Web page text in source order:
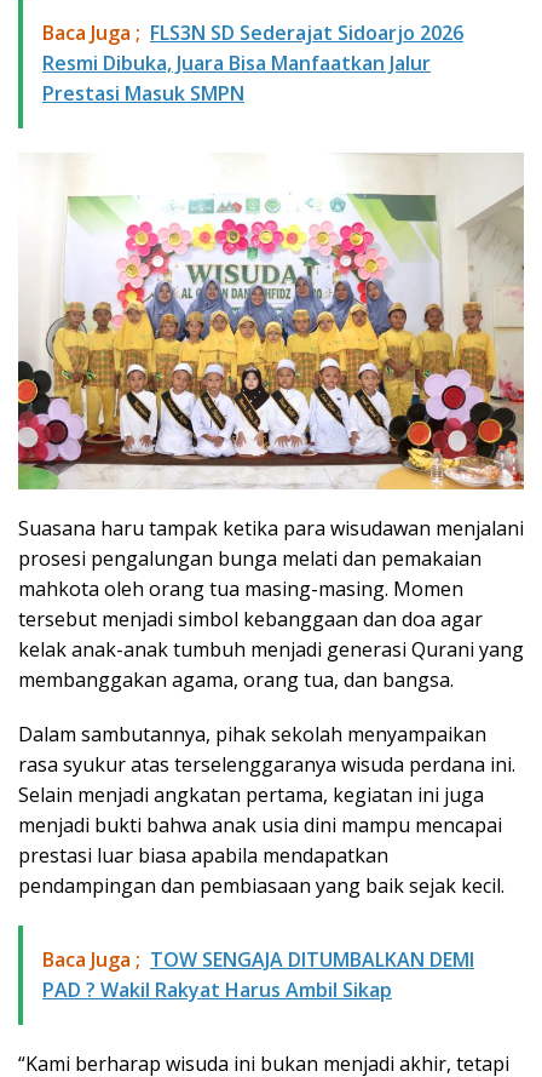
Baca Juga ; FLS3N SD Sederajat Sidoarjo 2026
Resmi Dibuka, Juara Bisa Manfaatkan Jalur
Prestasi Masuk SMPN
Suasana haru tampak ketika para wisudawan menjalani
prosesi pengalungan bunga melati dan pemakaian
mahkota oleh orang tua masing-masing. Momen
tersebut menjadi simbol kebanggaan dan doa agar
kelak anak-anak tumbuh menjadi generasi Qurani yang
membanggakan agama, orang tua, dan bangsa.
Dalam sambutannya, pihak sekolah menyampaikan
rasa syukur atas terselenggaranya wisuda perdana ini.
Selain menjadi angkatan pertama, kegiatan ini juga
menjadi bukti bahwa anak usia dini mampu mencapai
prestasi luar biasa apabila mendapatkan
pendampingan dan pembiasaan yang baik sejak kecil.
Baca Juga ; TOW SENGAJA DITUMBALKAN DEMI
PAD ? Wakil Rakyat Harus Ambil Sikap
“Kami berharap wisuda ini bukan menjadi akhir, tetapi